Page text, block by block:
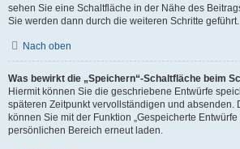
sehen Sie eine Schaltfläche in der Nähe des
Sie werden dann durch die weiteren Schritte geführt.
Nach oben
Was bewirkt die „Speichern“-Schaltfläche beim
Hiermit können Sie die geschriebene Entwürfe
späteren Zeitpunkt vervollständigen und absenden.
können Sie mit der Funktion „Gespeicherte
persönlichen Bereich erneut laden.